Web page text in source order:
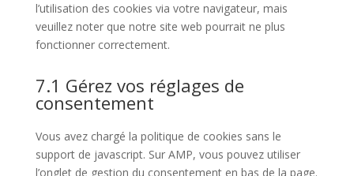
l’utilisation des cookies via votre navigateur, mais
veuillez noter que notre site web pourrait ne plus
fonctionner correctement.
7.1 Gérez vos réglages de
consentement
Vous avez chargé la politique de cookies sans le
support de javascript. Sur AMP, vous pouvez utiliser
l’onglet de gestion du consentement en bas de la page.